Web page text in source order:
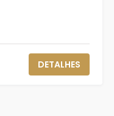
DETALHES